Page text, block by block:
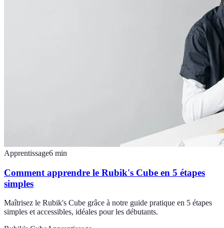
Apprentissage6 min
Comment apprendre le Rubik's Cube en 5 étapes
simples
Maîtrisez le Rubik's Cube grâce à notre guide pratique en 5 étapes
simples et accessibles, idéales pour les débutants.